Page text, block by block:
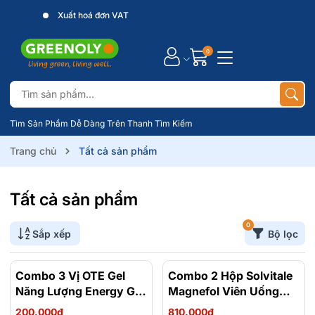
Xuất hoá đơn VAT
Tìm Sản Phẩm Dễ Dàng Trên Thanh Tìm Kiếm
0
Trang chủ Tất cả sản phẩm
Tất cả sản phẩm
Sắp xếp Bộ lọc
0
- 30%
Combo 3 Vị OTE Gel
Năng Lượng Energy Gel
Kết Hợp Carbohydrate
200.000₫
- 17%
Combo 2 Hộp Solvitale
Magnefol Viên Uống
Magnesium
810.000₫